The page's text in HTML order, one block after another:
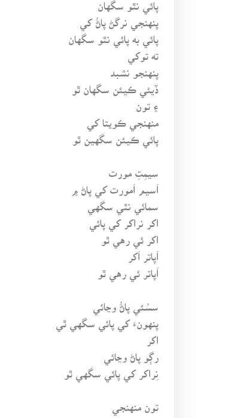
پنهنجي نرگڻ پاڻُ کي
پائي به پائي نٿو سگهان
ته توکي
ڏيئي ڪيئن سگهان ٿو
منهنجي ڪويتا کي
پائي ڪيئن سگهين ٿو
اَسيم اَمورت کي پاڻ ۾
سمائي نٿي سگهي
اکر نراکر کي پائي
اکر ئي رهي ٿو
اَپاتر اَکر
اَپاتر ئي رهي ٿو
سسُئي پاڻُ وڃائي
پنهونءَ کي پائي سگهي ٿي
اکر
رڳو پاڻ وڃائي
نِراکر کي پائي سگهي ٿو